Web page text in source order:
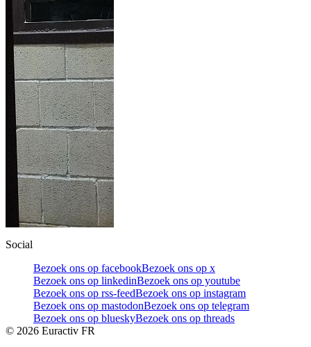
Social
Bezoek ons op facebookBezoek ons op x
Bezoek ons op linkedinBezoek ons op youtube
Bezoek ons op rss-feedBezoek ons op instagram
Bezoek ons op mastodonBezoek ons op telegram
Bezoek ons op blueskyBezoek ons op threads
© 2026 Euractiv FR